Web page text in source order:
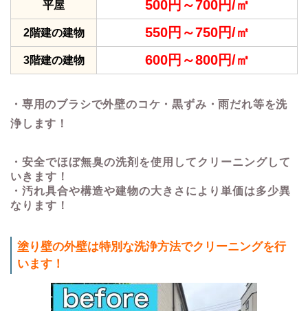
平屋 500円～700円/㎡
2階建の建物 550円～750円/㎡
3階建の建物 600円～800円/㎡
・専用のブラシで外壁のコケ・黒ずみ・雨だれ等を洗
浄します！
・安全でほぼ無臭の洗剤を使用してクリーニングして
いきます！
・汚れ具合や構造や建物の大きさにより単価は多少異
なります！
塗り壁の外壁は特別な洗浄方法でクリーニングを行
います！